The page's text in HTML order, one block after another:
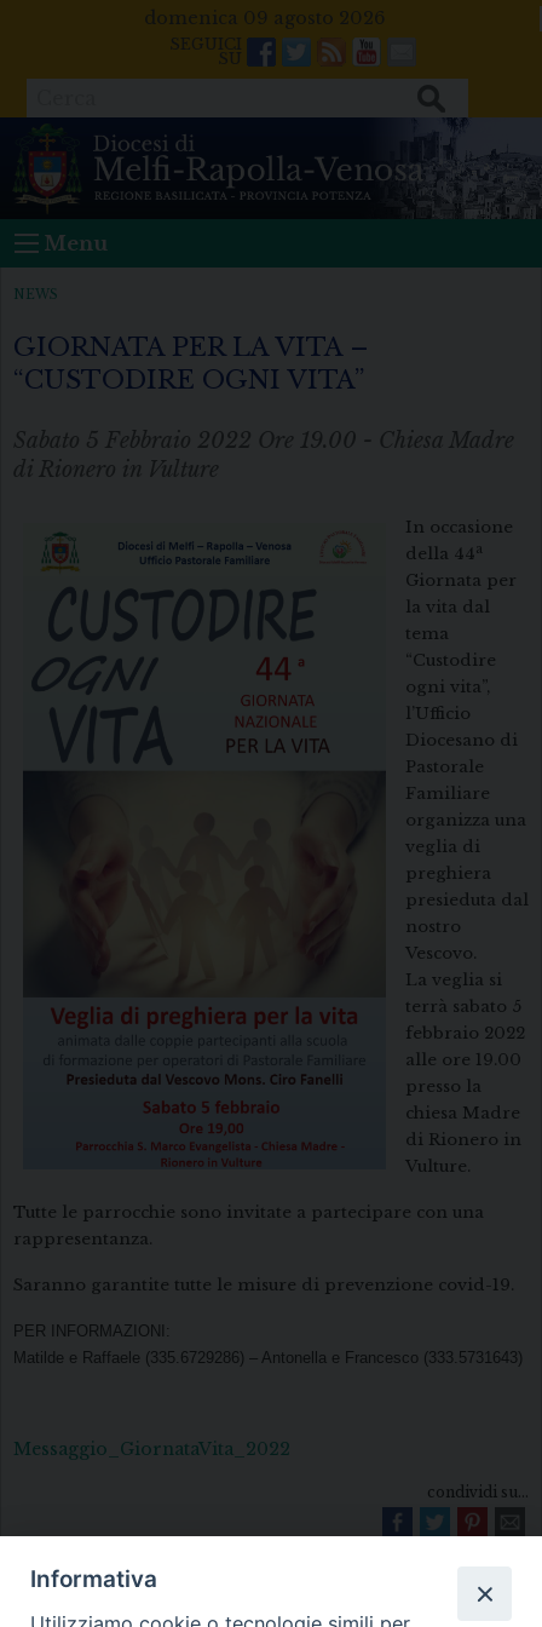
domenica 09 agosto 2026
Facebook
Twitter
FeedsYoutube
Mail
Menu
NEWS
GIORNATA PER LA VITA –
“CUSTODIRE OGNI VITA”
Sabato 5 Febbraio 2022 Ore 19.00 - Chiesa Madre
di Rionero in Vulture
In occasione
della 44a
Giornata per
la vita dal
tema
“Custodire
ogni vita”,
l’Ufficio
Diocesano di
Pastorale
Familiare
organizza una
veglia di
preghiera
presieduta dal
nostro
Vescovo.
La veglia si
terrà sabato 5
febbraio 2022
alle ore 19.00
presso la
chiesa Madre
di Rionero in
Vulture.
Tutte le parrocchie sono invitate a partecipare con una
rappresentanza.
Saranno garantite tutte le misure di prevenzione covid-19.
PER INFORMAZIONI:
Matilde e Raffaele (335.6729286) – Antonella e Francesco (333.5731643)
Messaggio_GiornataVita_2022
condividi su...
Informativa